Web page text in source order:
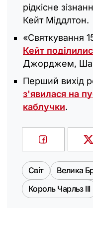
рідкісне
Кейт Міддлтон.
«Святкування
Кейт
Джорджем,
Перший вихід
з'явилася на
каблучки.
Світ Велика
Король Чарльз III